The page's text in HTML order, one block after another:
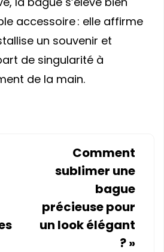
accessoire : elle affirme
un souvenir et
de singularité à
de la main.
Comment
sublimer une
bague
précieuse pour
un look élégant
?»